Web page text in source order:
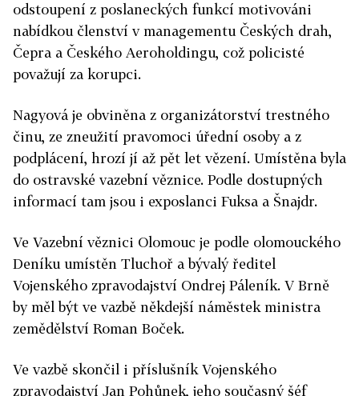
odstoupení z poslaneckých funkcí motivováni
nabídkou členství v managementu Českých drah,
Čepra a Českého Aeroholdingu, což policisté
považují za korupci.
Nagyová je obviněna z organizátorství trestného
činu, ze zneužití pravomoci úřední osoby a z
podplácení, hrozí jí až pět let vězení. Umístěna byla
do ostravské vazební věznice. Podle dostupných
informací tam jsou i exposlanci Fuksa a Šnajdr.
Ve Vazební věznici Olomouc je podle olomouckého
Deníku umístěn Tluchoř a bývalý ředitel
Vojenského zpravodajství Ondrej Páleník. V Brně
by měl být ve vazbě někdejší náměstek ministra
zemědělství Roman Boček.
Ve vazbě skončil i příslušník Vojenského
zpravodajství Jan Pohůnek, jeho současný šéf